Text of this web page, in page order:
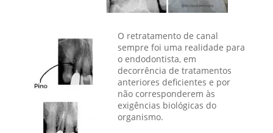
O retratamento de canal
sempre foi uma realidade para
o endodontista, em
decorrência de tratamentos
anteriores deficientes e por
não corresponderem às
exigências biológicas do
organismo.